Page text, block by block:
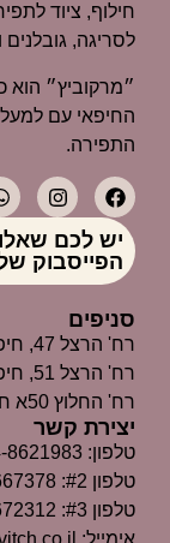
חילוף, ציוד
לסריגה, גובלנים
״מרקוביץ״ הוא
התפירה.
יש לכם
הפייסבוק
סניפים
רח' הרצל 47, חיפה.
רח' הרצל 51, חיפה.
רח' החלוץ 50א חיפה.
יצירת קשר
טלפון: 04-8621983
טלפון #2: 04-8667378
טלפון #3: 04-8672312